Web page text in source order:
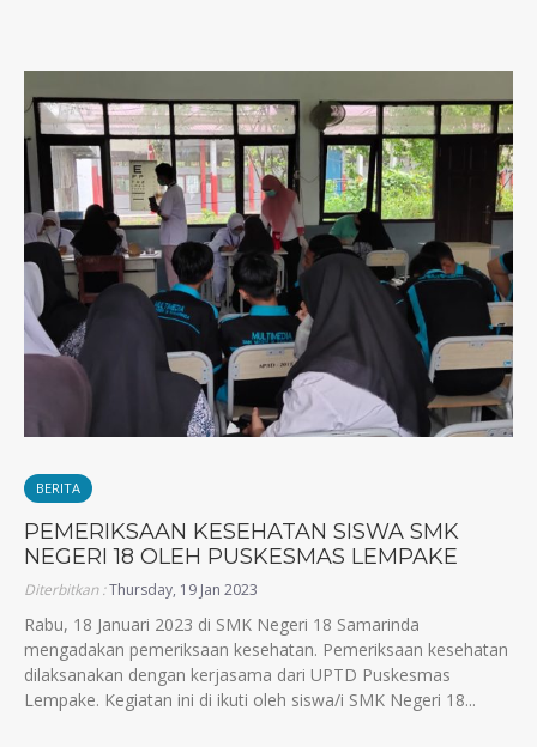
BERITA
PEMERIKSAAN KESEHATAN SISWA SMK
NEGERI 18 OLEH PUSKESMAS LEMPAKE
Diterbitkan :Thursday, 19 Jan 2023
Rabu, 18 Januari 2023 di SMK Negeri 18 Samarinda
mengadakan pemeriksaan kesehatan. Pemeriksaan kesehatan
dilaksanakan dengan kerjasama dari UPTD Puskesmas
Lempake. Kegiatan ini di ikuti oleh siswa/i SMK Negeri 18...